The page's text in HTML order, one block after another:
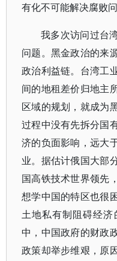
有化不可能解决腐败问
我多次访问过台
问题。黑金政治的来
政治利益链。台湾工
间的地租差价归地主
区域的规划，就成为
过程中没有先拆分国
济的负面影响，远大
业。据估计俄国大部
国高铁技术世界领先
想学中国的特区也很
土地私有制阻碍经
中，中国政府的财政
政策却举步维艰，原